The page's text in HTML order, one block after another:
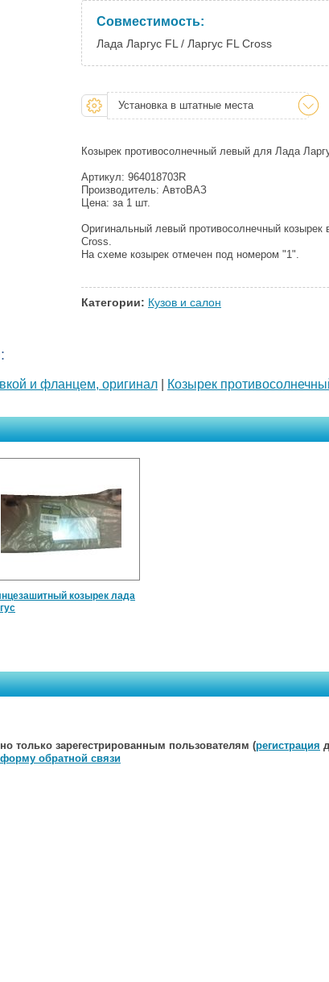
Совместимость:
Лада Ларгус FL / Ларгус FL Cross
Установка в штатные места
Козырек противосолнечный левый для Лада
Артикул: 964018703R
Производитель: АвтоВАЗ
Цена: за 1 шт.
Оригинальный левый противосолнечный
Cross.
На схеме козырек отмечен под номером "1".
Категории: Кузов и салон
и фланцем, оригинал Козырек
козырек лада
только зарегестрированным пользователям (регистрация
форму обратной связи